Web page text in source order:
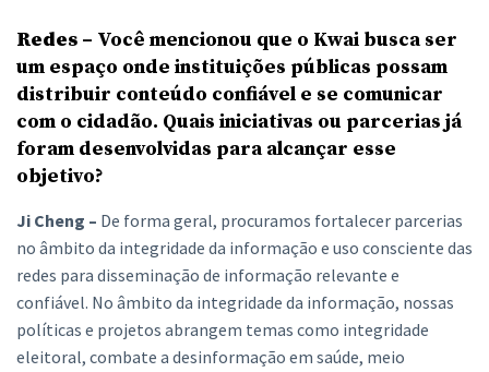
Redes – Você mencionou que o Kwai busca ser
um espaço onde instituições públicas possam
distribuir conteúdo confiável e se comunicar
com o cidadão. Quais iniciativas ou parcerias já
foram desenvolvidas para alcançar esse
objetivo?
Ji Cheng – De forma geral, procuramos fortalecer parcerias
no âmbito da integridade da informação e uso consciente das
redes para disseminação de informação relevante e
confiável. No âmbito da integridade da informação, nossas
políticas e projetos abrangem temas como integridade
eleitoral, combate a desinformação em saúde, meio